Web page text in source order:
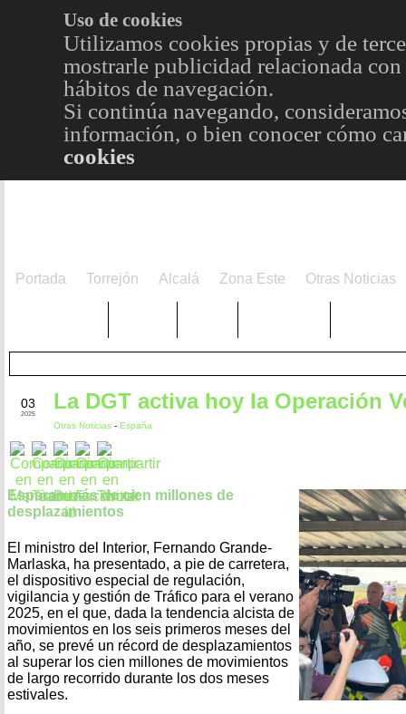
Uso de cookies
Utilizamos cookies propias y de
mostrarle publicidad relacionada
hábitos de navegación.
Si continúa navegando,
información, o bien conocer cómo
cookies
Portada Torrejón Alcalá Zona Este Otras Noticias
03
2025
La DGT activa hoy la Operación
Otras Noticias - España
Esperan más de cien millones de
desplazamientos
El ministro del Interior, Fernando Grande-
Marlaska, ha presentado, a pie de carretera,
el dispositivo especial de regulación,
vigilancia y gestión de Tráfico para el verano
2025, en el que, dada la tendencia alcista de
movimientos en los seis primeros meses del
año, se prevé un récord de desplazamientos
al superar los cien millones de movimientos
de largo recorrido durante los dos meses
estivales.